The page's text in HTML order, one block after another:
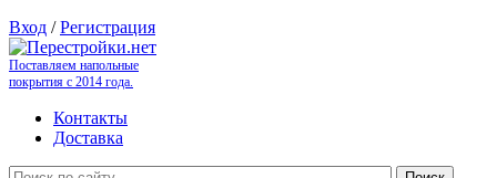
Вход /Регистрация
Поставляем напольные
покрытия с 2014 года.
Контакты
Доставка